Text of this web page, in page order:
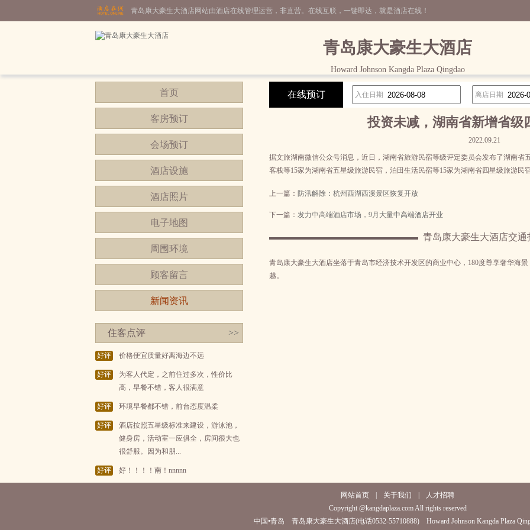
青岛康大豪生大酒店网站由酒店在线管理运营，非直营。在线互联，一键即达，就是酒店在线！
青岛康大豪生大酒店
Howard Johnson Kangda Plaza Qingdao
首页
客房预订
会场预订
酒店设施
酒店照片
电子地图
周围环境
顾客留言
新闻资讯
住客点评 >>
好评 价格便宜质量好离海边不远
好评
为客人代定，之前住过多次，性价比
高，早餐不错，客人很满意
好评 环境早餐都不错，前台态度温柔
好评
酒店按照五星级标准来建设，游泳池，
健身房，活动室一应俱全，房间很大也
很舒服。因为和朋...
好评 好！！！！南！nnnnn
在线预订 入住日期 离店日期
投资未减，湖南省新增省级
2022.09.21
据文旅湖南微信公众号消息，近日，湖南省旅游民宿等级评定委员会发布了湖南省
客栈等15家为湖南省五星级旅游民宿，泊田生活民宿等15家为湖南省四星级旅游民
上一篇： 防汛解除：杭州西湖西溪景区恢复开放
下一篇： 发力中高端酒店市场，9月大量中高端酒店开业
青岛康大豪生大酒店交通
青岛康大豪生大酒店坐落于青岛市经济技术开发区的商业中心，180度尊享奢华海
越。
网站首页 关于我们
人才招聘
Copyright @kangdaplaza.com All rights reserved
中国•青岛 青岛康大豪生大酒店(电话0532-55710888) Howard Johnson Kangda Plaza